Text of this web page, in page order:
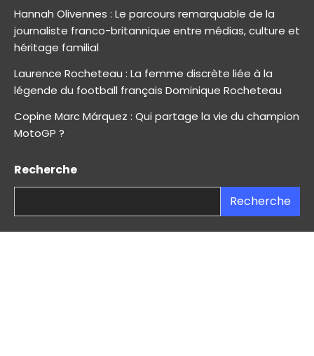
Hannah Olivennes : Le parcours remarquable de la
journaliste franco-britannique entre médias, culture et
héritage familial
Laurence Rocheteau : La femme discrète liée à la
légende du football français Dominique Rocheteau
Copine Marc Márquez : Qui partage la vie du champion
MotoGP ?
Recherche
Recherche